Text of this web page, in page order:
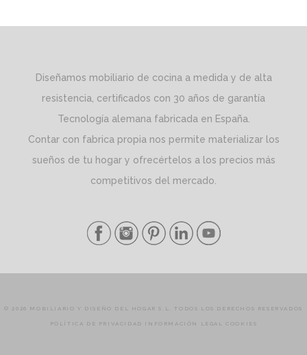
Diseñamos mobiliario de cocina a medida y de alta
resistencia, certificados con 30 años de garantía
Tecnología alemana fabricada en España.
Contar con fabrica propia nos permite materializar los
sueños de tu hogar y ofrecértelos a los precios más
competitivos del mercado.
© 2026 MOBILIARIO Y DISEÑO DEL HOGAR S.L. TODOS LOS DERECHOS RESERVADOS
POLÍTICA DE PRIVACIDAD INFORMACIÓN LEGAL COOKIES